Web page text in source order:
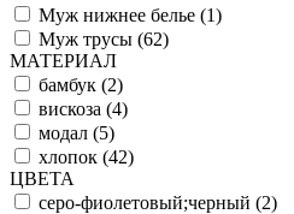
Муж нижнее белье (1)
Муж трусы (62)
МАТЕРИАЛ
бамбук (2)
вискоза (4)
модал (5)
хлопок (42)
ЦВЕТА
серо-фиолетовый;черный (2)